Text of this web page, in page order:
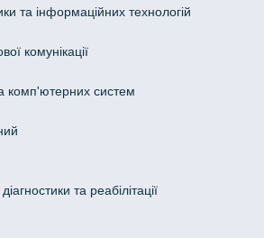
та інформаційних технологій
комунікації
комп'ютерних систем
та реабілітації